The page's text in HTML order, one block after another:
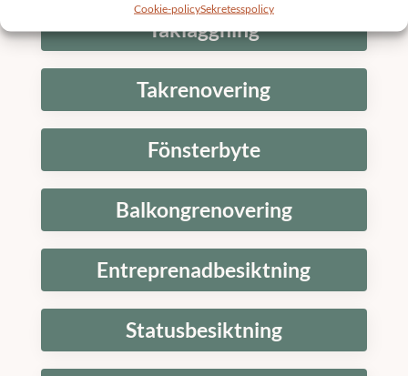
Cookie-policySekretesspolicy
Takläggning
Takrenovering
Fönsterbyte
Balkongrenovering
Entreprenadbesiktning
Statusbesiktning